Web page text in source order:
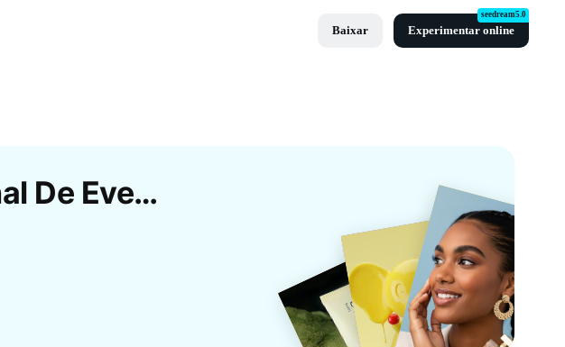
Baixar Experimentar online
seedream5.0
Modelos Gratuitos De Vídeo Promocional De Evento Da CapCut